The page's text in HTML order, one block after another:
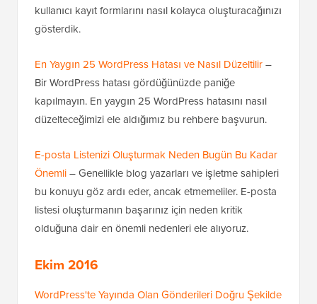
kullanıcı kayıt formlarını nasıl kolayca oluşturacağınızı
gösterdik.
En Yaygın 25 WordPress Hatası ve Nasıl Düzeltilir–
Bir WordPress hatası gördüğünüzde paniğe
kapılmayın. En yaygın 25 WordPress hatasını nasıl
düzelteceğimizi ele aldığımız bu rehbere başvurun.
E-posta Listenizi Oluşturmak Neden Bugün Bu Kadar
Önemli– Genellikle blog yazarları ve işletme sahipleri
bu konuyu göz ardı eder, ancak etmemeliler. E-posta
listesi oluşturmanın başarınız için neden kritik
olduğuna dair en önemli nedenleri ele alıyoruz.
Ekim 2016
WordPress'te Yayında Olan Gönderileri Doğru Şekilde